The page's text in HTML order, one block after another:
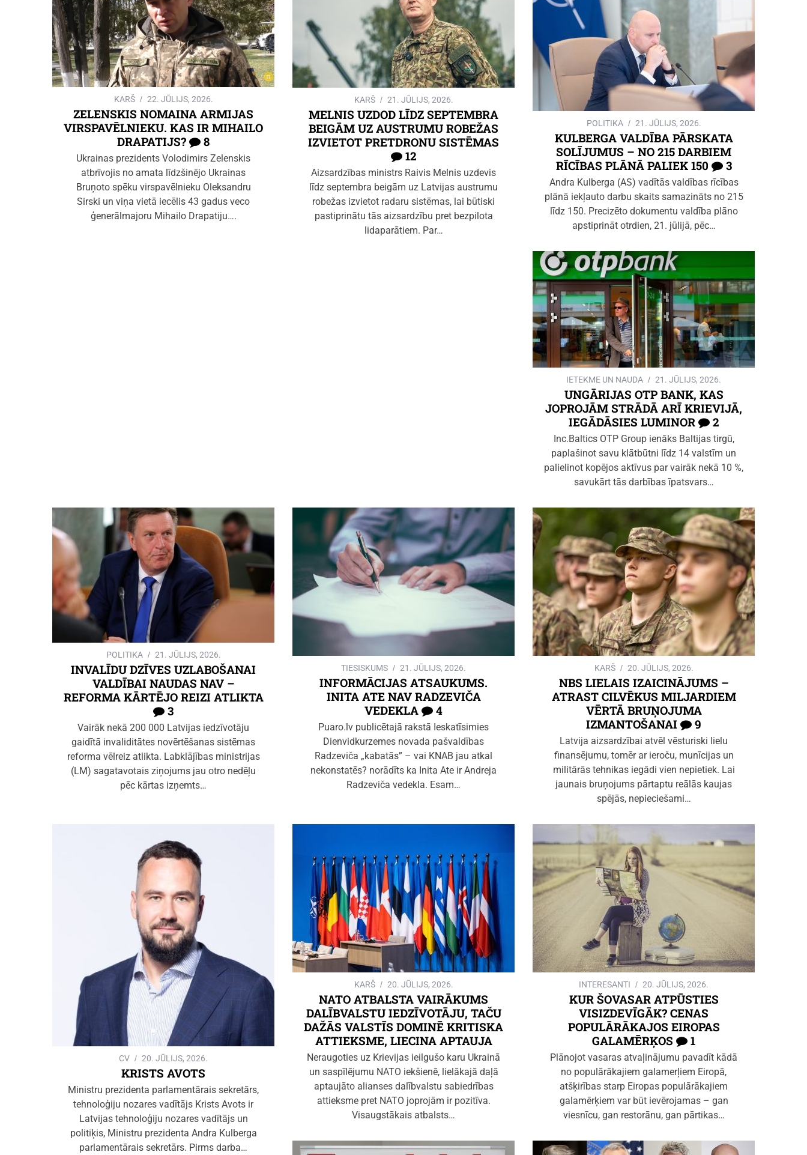
KARŠ 22. JŪLIJS, 2026.
ZELENSKIS NOMAINA ARMIJAS
VIRSPAVĒLNIEKU. KAS IR MIHAILO
DRAPATIJS?
8
Ukrainas prezidents Volodimirs Zelenskis
atbrīvojis no amata līdzšinējo Ukrainas
Bruņoto spēku virspavēlnieku Oleksandru
Sirski un viņa vietā iecēlis 43 gadus veco
ģenerālmajoru Mihailo Drapatiju….
KARŠ 21. JŪLIJS, 2026.
MELNIS UZDOD LĪDZ SEPTEMBRA
BEIGĀM UZ AUSTRUMU ROBEŽAS
IZVIETOT PRETDRONU SISTĒMAS
12
Aizsardzības ministrs Raivis Melnis uzdevis
līdz septembra beigām uz Latvijas austrumu
robežas izvietot radaru sistēmas, lai būtiski
pastiprinātu tās aizsardzību pret bezpilota
lidaparātiem. Par…
POLITIKA 21. JŪLIJS, 2026.
KULBERGA VALDĪBA PĀRSKATA
SOLĪJUMUS – NO 215 DARBIEM
RĪCĪBAS PLĀNĀ PALIEK 150
3
Andra Kulberga (AS) vadītās valdības rīcības
plānā iekļauto darbu skaits samazināts no 215
līdz 150. Precizēto dokumentu valdība plāno
apstiprināt otrdien, 21. jūlijā, pēc…
IETEKME UN NAUDA 21. JŪLIJS, 2026.
UNGĀRIJAS OTP BANK, KAS
JOPROJĀM STRĀDĀ ARĪ KRIEVIJĀ,
IEGĀDĀSIES LUMINOR
2
Inc.Baltics OTP Group ienāks Baltijas tirgū,
paplašinot savu klātbūtni līdz 14 valstīm un
palielinot kopējos aktīvus par vairāk nekā 10 %,
savukārt tās darbības īpatsvars…
POLITIKA 21. JŪLIJS, 2026.
INVALĪDU DZĪVES UZLABOŠANAI
VALDĪBAI NAUDAS NAV –
REFORMA KĀRTĒJO REIZI ATLIKTA
3
Vairāk nekā 200 000 Latvijas iedzīvotāju
gaidītā invaliditātes novērtēšanas sistēmas
reforma vēlreiz atlikta. Labklājības ministrijas
(LM) sagatavotais ziņojums jau otro nedēļu
pēc kārtas izņemts…
TIESISKUMS 21. JŪLIJS, 2026.
INFORMĀCIJAS ATSAUKUMS.
INITA ATE NAV RADZEVIČA
VEDEKLA
4
Puaro.lv publicētajā rakstā Ieskatīsimies
Dienvidkurzemes novada pašvaldības
Radzeviča „kabatās” – vai KNAB jau atkal
nekonstatēs? norādīts ka Inita Ate ir Andreja
Radzeviča vedekla. Esam…
KARŠ 20. JŪLIJS, 2026.
NBS LIELAIS IZAICINĀJUMS –
ATRAST CILVĒKUS MILJARDIEM
VĒRTĀ BRUŅOJUMA
IZMANTOŠANAI
9
Latvija aizsardzībai atvēl vēsturiski lielu
finansējumu, tomēr ar ieroču, munīcijas un
militārās tehnikas iegādi vien nepietiek. Lai
jaunais bruņojums pārtaptu reālās kaujas
spējās, nepieciešami…
CV 20. JŪLIJS, 2026.
KRISTS AVOTS
Ministru prezidenta parlamentārais sekretārs,
tehnoloģiju nozares vadītājs Krists Avots ir
Latvijas tehnoloģiju nozares vadītājs un
politiķis, Ministru prezidenta Andra Kulberga
parlamentārais sekretārs. Pirms darba…
KARŠ 20. JŪLIJS, 2026.
NATO ATBALSTA VAIRĀKUMS
DALĪBVALSTU IEDZĪVOTĀJU, TAČU
DAŽĀS VALSTĪS DOMINĒ KRITISKA
ATTIEKSME, LIECINA APTAUJA
Neraugoties uz Krievijas ieilgušo karu Ukrainā
un saspīlējumu NATO iekšienē, lielākajā daļā
aptaujāto alianses dalībvalstu sabiedrības
attieksme pret NATO joprojām ir pozitīva.
Visaugstākais atbalsts…
INTERESANTI 20. JŪLIJS, 2026.
KUR ŠOVASAR ATPŪSTIES
VISIZDEVĪGĀK? CENAS
POPULĀRĀKAJOS EIROPAS
GALAMĒRĶOS
1
Plānojot vasaras atvaļinājumu pavadīt kādā
no populārākajiem galamerļiem Eiropā,
atšķirības starp Eiropas populārākajiem
galamērķiem var būt ievērojamas – gan
viesnīcu, gan restorānu, gan pārtikas…